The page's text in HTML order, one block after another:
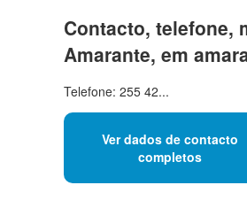
Contacto, telefone,
Amarante, em
Telefone: 255 42...
Ver dados de contacto
completos